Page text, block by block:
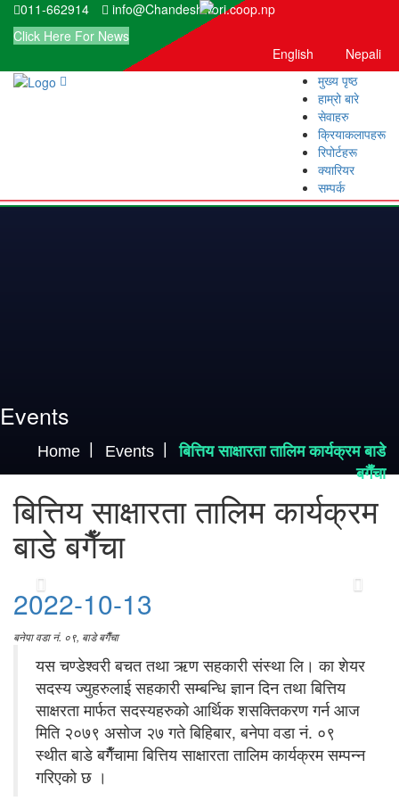
011-662914
info@Chandeshwori.coop.np
Click Here For News
English
Nepali
मुख्य पृष्ठ
हाम्रो बारे
सेवाहरु
क्रियाकलापहरू
रिपोर्टहरू
क्यारियर
सम्पर्क
Events
Home Events
बित्तिय साक्षारता तालिम कार्यक्रम बाडे
बगैँचा
बित्तिय साक्षारता तालिम कार्यक्रम
बाडे बगैँचा
2022-10-13
बनेपा वडा नं. ०९, बाडे बगैँचा
यस चण्डेश्वरी बचत तथा ऋण सहकारी संस्था लि। का शेयर
सदस्य ज्युहरुलाई सहकारी सम्बन्धि ज्ञान दिन तथा बित्तिय
साक्षरता मार्फत सदस्यहरुको आर्थिक शसक्तिकरण गर्न आज
मिति २०७९ असोज २७ गते बिहिबार, बनेपा वडा नं. ०९
स्थीत बाडे बगैँचामा बित्तिय साक्षारता तालिम कार्यक्रम सम्पन्न
गरिएको छ ।